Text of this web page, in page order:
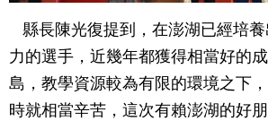
縣長陳光復提到，在澎湖已經培
力的選手，近幾年都獲得相當好的
島，教學資源較為有限的環境之下
時就相當辛苦，這次有賴澎湖的好